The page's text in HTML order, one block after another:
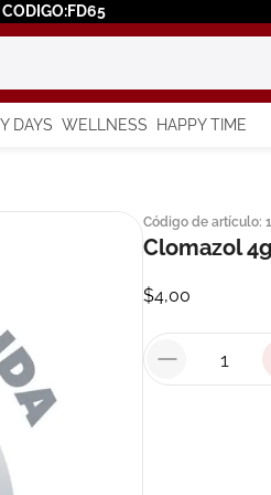
CODIGO:FD65
DAYS WELLNESS HAPPY TIME
Código de artículo:
Clomazol
$4,00